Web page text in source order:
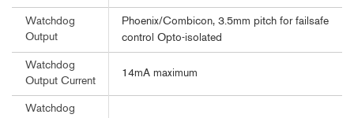
Watchdog
Output
Phoenix/Combicon, 3.5mm pitch for failsafe
control Opto-isolated
Watchdog
Output Current
14mA maximum
Watchdog